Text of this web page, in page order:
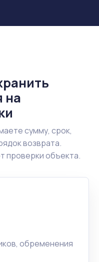
на
сумму, срок,
возврата.
проверки объекта.
обременения